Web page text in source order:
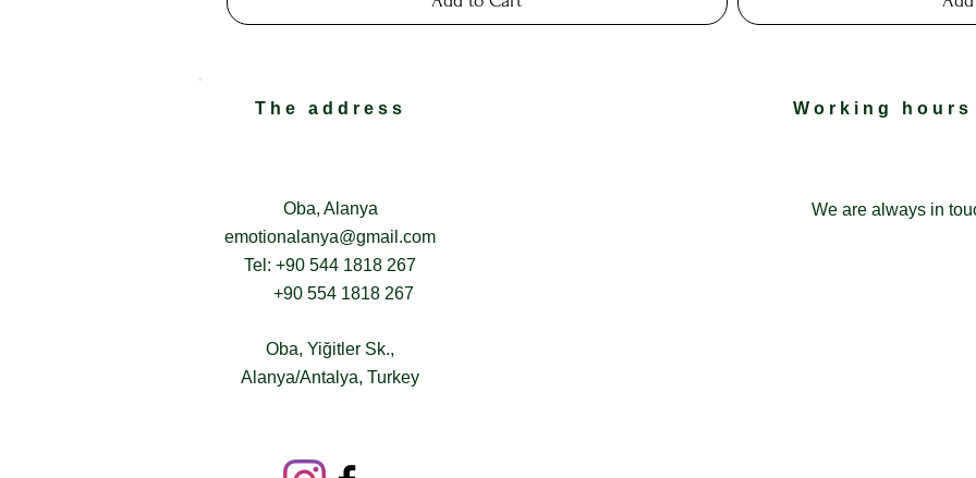
The address
Oba, Alanya
emotionalanya@gmail.com
Tel: +90 544 1818 267
+90 554 1818 267
Oba, Yiğitler Sk.,
Alanya/Antalya, Turkey
Working hours
We are always in